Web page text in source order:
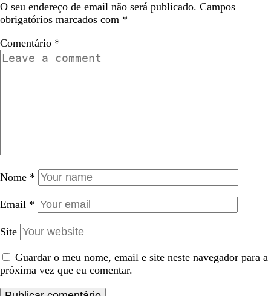
O seu endereço de email não será publicado. Campos
obrigatórios marcados com *
Comentário *
Nome *
Email *
Site
Guardar o meu nome, email e site neste navegador para a
próxima vez que eu comentar.